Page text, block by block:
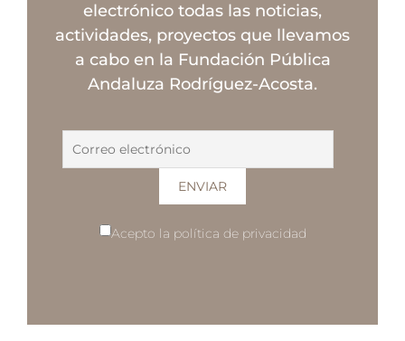
electrónico todas las noticias,
actividades, proyectos que llevamos
a cabo en la Fundación Pública
Andaluza Rodríguez-Acosta.
Acepto la política de privacidad